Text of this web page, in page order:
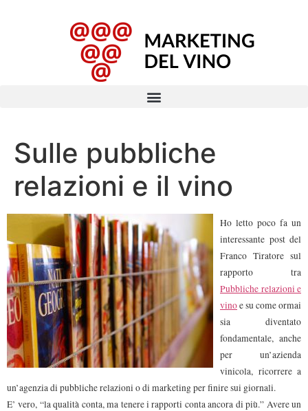
Sulle pubbliche
relazioni e il vino
Ho letto poco fa un
interessante post del
Franco Tiratore sul
rapporto tra
Pubbliche relazioni e
vinoe su come ormai
sia diventato
fondamentale, anche
per un’azienda
vinicola, ricorrere a
un’agenzia di pubbliche relazioni o di marketing per finire sui giornali.
E’ vero, “la qualità conta, ma tenere i rapporti conta ancora di più.” Avere un